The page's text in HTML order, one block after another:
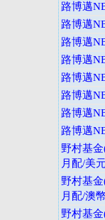
路博邁
路博邁
路博邁
路博邁
路博邁
路博邁
路博邁
路博邁
野村基
月配/美
野村基
月配/澳幣
野村基